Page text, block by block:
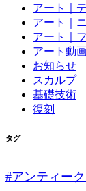
アート｜
アート｜
アート｜
アート動
お知らせ
スカルプ
基礎技術
復刻
タグ
#アンティーク